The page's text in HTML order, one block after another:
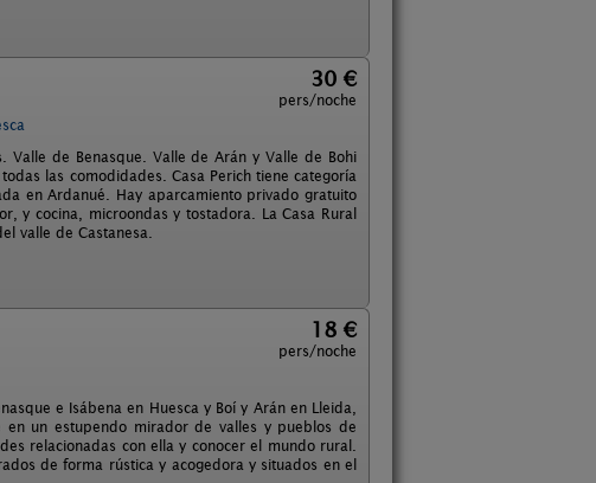
30 €
pers/noche
de Benasque. Valle de Arán y Valle de Bohi
las comodidades. Casa Perich tiene categoría
en Ardanué. Hay aparcamiento privado gratuito
y cocina, microondas y tostadora. La Casa Rural
valle de Castanesa.
18 €
pers/noche
e Isábena en Huesca y Boí y Arán en Lleida,
un estupendo mirador de valles y pueblos de
relacionadas con ella y conocer el mundo rural.
de forma rústica y acogedora y situados en el